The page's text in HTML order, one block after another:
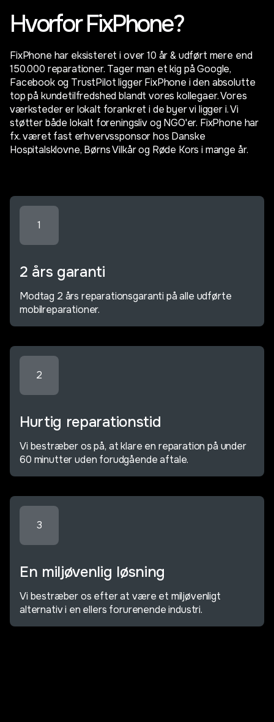
Hvorfor FixPhone?
FixPhone har eksisteret i over 10 år & udført mere end
150.000 reparationer. Tager man et kig på Google,
Facebook og TrustPilot ligger FixPhone i den absolutte
top på kundetilfredshed blandt vores kollegaer. Vores
værksteder er lokalt forankret i de byer vi ligger i. Vi
støtter både lokalt foreningsliv og NGO'er. FixPhone har
fx. været fast erhvervssponsor hos Danske
Hospitalsklovne, Børns Vilkår og Røde Kors i mange år.
1
2 års garanti
Modtag 2 års reparationsgaranti på alle udførte
mobilreparationer.
2
Hurtig reparationstid
Vi bestræber os på, at klare en reparation på under
60 minutter uden forudgående aftale.
3
En miljøvenlig løsning
Vi bestræber os efter at være et miljøvenligt
alternativ i en ellers forurenende industri.